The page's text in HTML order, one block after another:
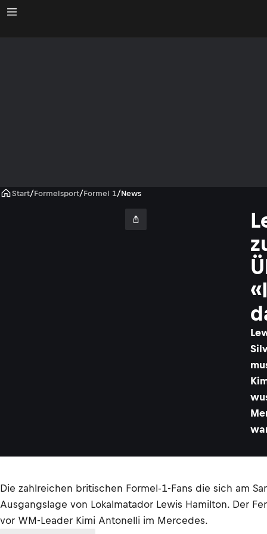
Start/Formelsport/Formel 1/News
Die zahlreichen britischen Formel-1-Fans die sich am
Ausgangslage von Lokalmatador Lewis Hamilton. Der
vor WM-Leader Kimi Antonelli im Mercedes.